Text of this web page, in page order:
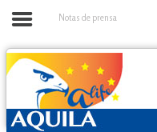
Notas de prensa